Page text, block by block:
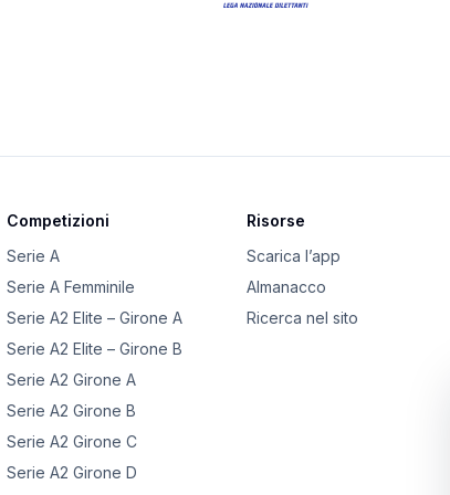
Competizioni
Serie A
Serie A Femminile
Serie A2 Elite – Girone A
Serie A2 Elite – Girone B
Serie A2 Girone A
Serie A2 Girone B
Serie A2 Girone C
Serie A2 Girone D
Risorse
Scarica l’app
Almanacco
Ricerca nel sito